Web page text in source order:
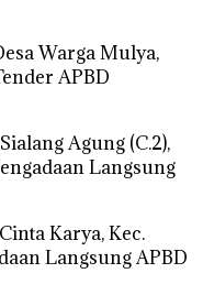
Warga Mulya,
APBD
Agung (C.2),
Langsung
Karya, Kec.
Langsung APBD